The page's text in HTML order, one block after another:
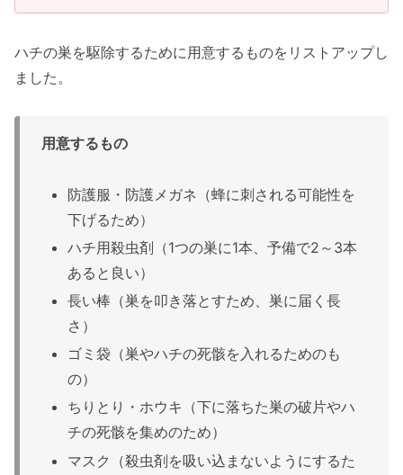
ハチの巣を駆除するために用意するものをリストアップし
ました。
用意するもの
防護服・防護メガネ（蜂に刺される可能性を
下げるため）
ハチ用殺虫剤（1つの巣に1本、予備で2～3本
あると良い）
長い棒（巣を叩き落とすため、巣に届く長
さ）
ゴミ袋（巣やハチの死骸を入れるためのも
の）
ちりとり・ホウキ（下に落ちた巣の破片やハ
チの死骸を集めのため）
マスク（殺虫剤を吸い込まないようにするた